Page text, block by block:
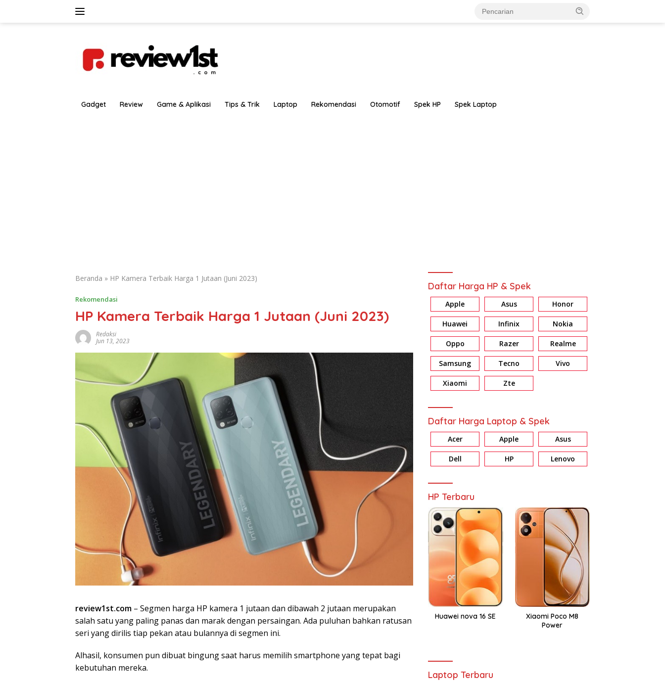
Gadget Review Game & Aplikasi Tips & Trik Laptop Rekomendasi Otomotif Spek HP Spek Laptop
Beranda » HP Kamera Terbaik Harga 1 Jutaan (Juni 2023)
Rekomendasi
HP Kamera Terbaik Harga 1 Jutaan (Juni 2023)
Redaksi
Jun 13, 2023
review1st.com – Segmen harga HP kamera 1 jutaan dan dibawah 2 jutaan merupakan
salah satu yang paling panas dan marak dengan persaingan. Ada puluhan bahkan ratusan
seri yang dirilis tiap pekan atau bulannya di segmen ini.
Alhasil, konsumen pun dibuat bingung saat harus memilih smartphone yang tepat bagi
kebutuhan mereka.
Daftar Harga HP & Spek
Apple Asus Honor
Huawei Infinix Nokia
Oppo Razer Realme
Samsung Tecno Vivo
Xiaomi Zte
Daftar Harga Laptop & Spek
Acer Apple Asus
Dell HP Lenovo
HP Terbaru
Huawei nova 16 SE
Xiaomi Poco M8
Power
Laptop Terbaru